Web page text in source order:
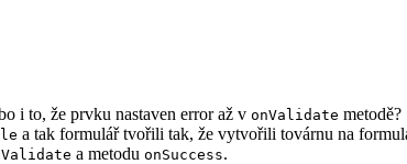
i to, že prvku nastaven error až v onValidate metodě?
a tak formulář tvořili tak, že vytvořili továrnu na
a metodu onSuccess.